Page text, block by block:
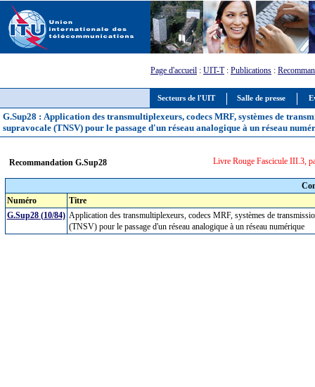
Secteurs de l'UIT Salle de presse
Page d'accueil : UIT-T: Publications :
G.Sup28 : Application des transmultiplexeurs, codecs MRF, systèmes de
supravocale (TNSV) pour le passage d'un réseau analogique à un réseau
Recommandation G.Sup28 Livre Rouge Fascicule III.3,
Numéro
Titre
G.Sup28 (10/84) Application des transmultiplexeurs, codecs MRF, systèmes de
(TNSV) pour le passage d'un réseau analogique à un réseau numérique